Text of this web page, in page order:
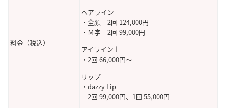
料金（税込）
へアライン
・全顔 2回 124,000円
・Ｍ字 2回 99,000円
アイライン上
・2回 66,000円～
リップ
・dazzy Lip
2回 99,000円、1回 55,000円